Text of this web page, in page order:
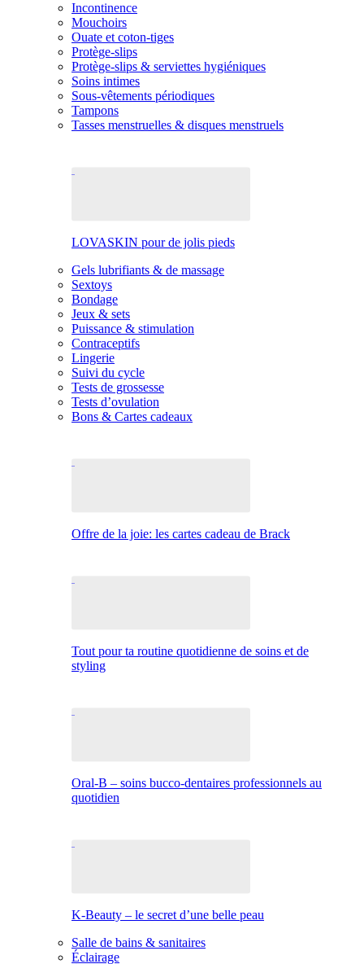
Incontinence
Mouchoirs
Ouate et coton-tiges
Protège-slips
Protège-slips & serviettes hygiéniques
Soins intimes
Sous-vêtements périodiques
Tampons
Tasses menstruelles & disques menstruels
LOVASKIN pour de jolis pieds
Gels lubrifiants & de massage
Sextoys
Bondage
Jeux & sets
Puissance & stimulation
Contraceptifs
Lingerie
Suivi du cycle
Tests de grossesse
Tests d’ovulation
Bons & Cartes cadeaux
Offre de la joie: les cartes cadeau de Brack
Tout pour ta routine quotidienne de soins et de
styling
Oral-B – soins bucco-dentaires professionnels au
quotidien
K-Beauty – le secret d’une belle peau
Salle de bains & sanitaires
Éclairage